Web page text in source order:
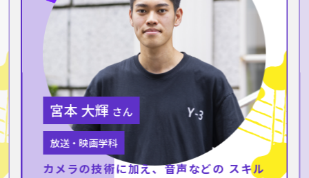
宮本 大輝 さん
放送・映画学科
カメラの技術に加え、音声などの スキル